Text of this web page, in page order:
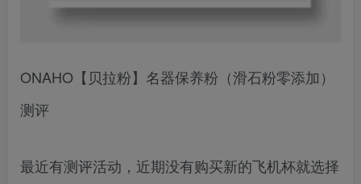
ONAHO【贝拉粉】名器保养粉（滑石粉零添加）
测评
最近有测评活动，近期没有购买新的飞机杯就选择